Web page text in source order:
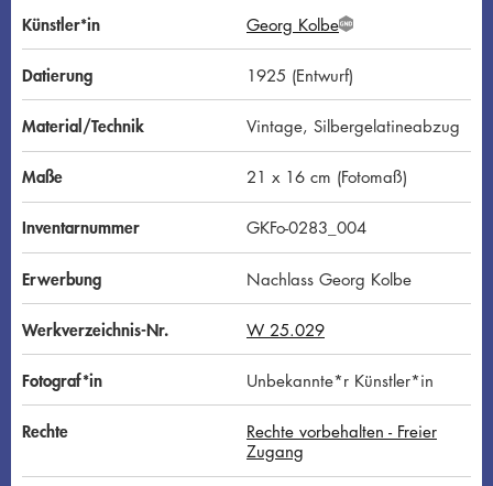
Künstler*in Georg KolbeG
N
D
Datierung 1925 (Entwurf)
Material/Technik Vintage, Silbergelatineabzug
Maße 21 x 16 cm (Fotomaß)
Inventarnummer GKFo-0283_004
Erwerbung Nachlass Georg Kolbe
Werkverzeichnis-Nr. W 25.029
Fotograf*in Unbekannte*r Künstler*in
Rechte
Rechte vorbehalten - Freier
Zugang